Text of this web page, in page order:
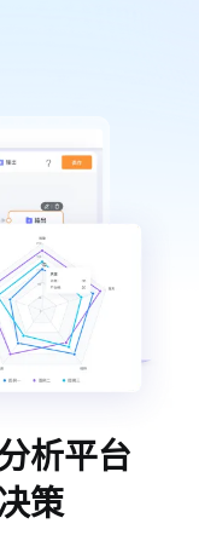
析平台
策